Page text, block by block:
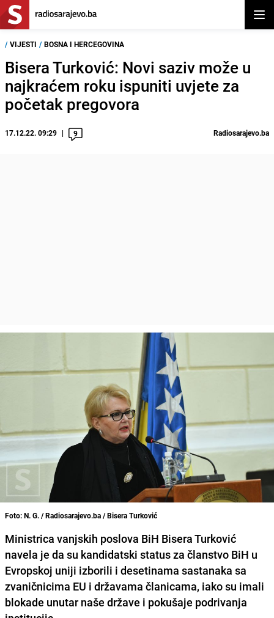
/ VIJESTI / BOSNA I HERCEGOVINA
Bisera Turković: Novi saziv može u
najkraćem roku ispuniti uvjete za
početak pregovora
17.12.22. 09:29 9 Radiosarajevo.ba
Foto: N. G. / Radiosarajevo.ba / Bisera Turković
Ministrica vanjskih poslova BiH Bisera Turković
navela je da su kandidatski status za članstvo BiH u
Evropskoj uniji izborili i desetinama sastanaka sa
zvaničnicima EU i državama članicama, iako su imali
blokade unutar naše države i pokušaje podrivanja